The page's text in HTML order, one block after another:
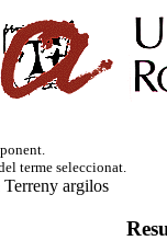
terme seleccionat.
Terreny argilos